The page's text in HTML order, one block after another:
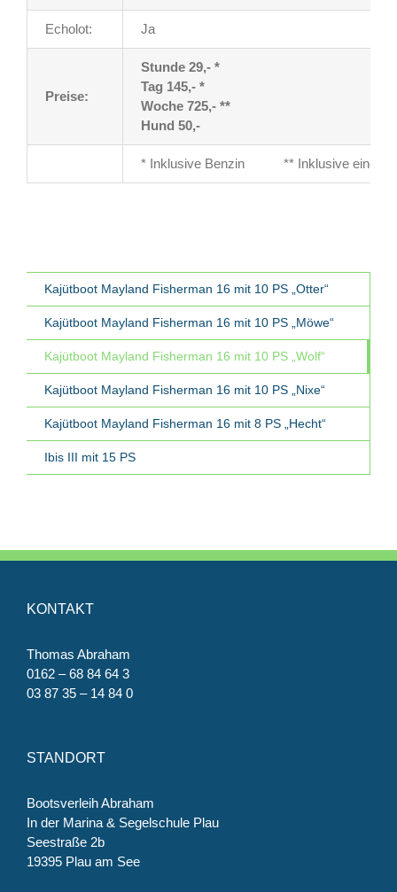
Echolot: Ja
Preise:
Stunde 29,- *
Tag 145,- *
Woche 725,- **
Hund 50,-
* Inklusive Benzin ** Inklusive einer
Kajütboot Mayland Fisherman 16 mit 10 PS „Otter“
Kajütboot Mayland Fisherman 16 mit 10 PS „Möwe“
Kajütboot Mayland Fisherman 16 mit 10 PS „Wolf“
Kajütboot Mayland Fisherman 16 mit 10 PS „Nixe“
Kajütboot Mayland Fisherman 16 mit 8 PS „Hecht“
Ibis III mit 15 PS
KONTAKT
Thomas Abraham
0162 – 68 84 64 3
03 87 35 – 14 84 0
STANDORT
Bootsverleih Abraham
In der Marina & Segelschule Plau
Seestraße 2b
19395 Plau am See